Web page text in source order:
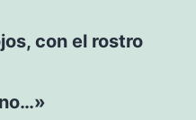
con el rostro